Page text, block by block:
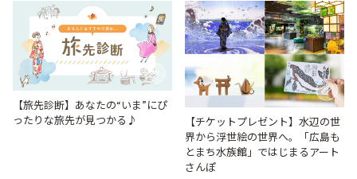
【旅先診断】あなたの“いま”にぴ
ったりな旅先が見つかる♪
【チケットプレゼント】水辺の世
界から浮世絵の世界へ。「広島も
とまち水族館」ではじまるアート
さんぽ